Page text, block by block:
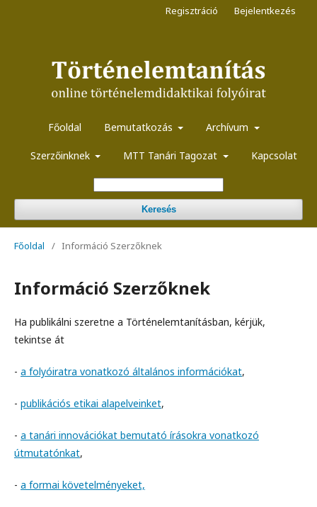
Főoldal Bemutatkozás Archívum
Szerzőinknek MTT Tanári Tagozat Kapcsolat
Keresés
Regisztráció Bejelentkezés
Főoldal / Információ Szerzőknek
Információ Szerzőknek
Ha publikálni szeretne a Történelemtanításban, kérjük,
tekintse át
- a folyóiratra vonatkozó általános információkat,
- publikációs etikai alapelveinket,
- a tanári innovációkat bemutató írásokra vonatkozó
útmutatónkat,
- a formai követelményeket,